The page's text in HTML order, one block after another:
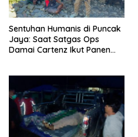
Sentuhan Humanis di Puncak
Jaya: Saat Satgas Ops
Damai Cartenz Ikut Panen